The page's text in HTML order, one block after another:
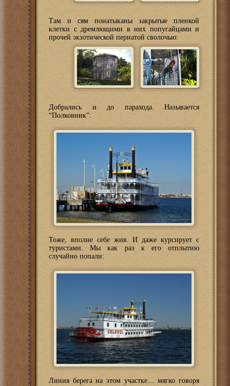
Там и сям понатыканы закрытые пленкой
клетки с дремлющими в них попугайцами и
прочей экзотической пернатой сволочью:
Добрались и до парахода. Называется
“Полковник”:
Тоже, вполне себе жив. И даже курсирует с
туристами. Мы как раз к его отплытию
случайно попали:
Линия берега на этом участке… мягко говоря